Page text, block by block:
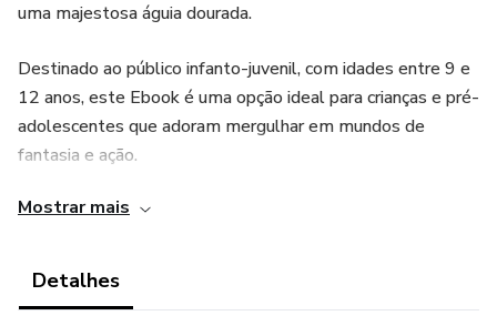
uma majestosa águia dourada.
Destinado ao público infanto-juvenil, com idades entre 9 e
12 anos, este Ebook é uma opção ideal para crianças e pré-
adolescentes que adoram mergulhar em mundos de
fantasia e ação.
Mostrar mais
Detalhes